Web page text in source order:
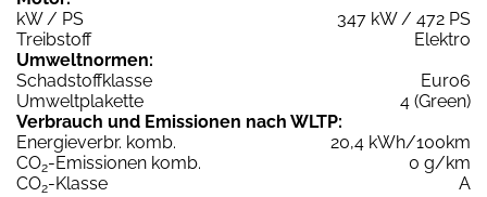
kW / PS
347 kW / 472 PS
Treibstoff
Elektro
Umweltnormen:
Schadstoffklasse
Euro6
Umweltplakette
4 (Green)
Verbrauch und Emissionen nach WLTP:
Energieverbr. komb.
20,4 kWh/100km
CO2-Emissionen komb.
0 g/km
CO2-Klasse
A